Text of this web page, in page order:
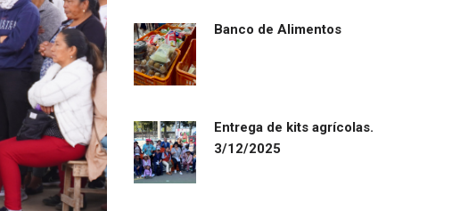
Banco de Alimentos
Entrega de kits agrícolas.
3/12/2025